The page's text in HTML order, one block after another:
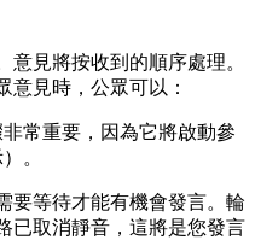
見將按收到的順序處理。
意見時，公眾可以：
常重要，因為它將啟動參
。
要等待才能有機會發言。輪
已取消靜音，這將是您發言